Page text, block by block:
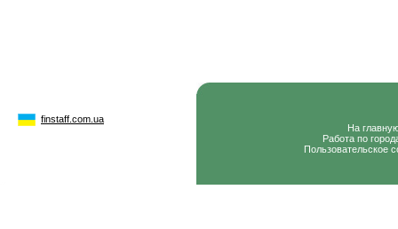
finstaff.com.ua
На
Работа по
Пользовательское